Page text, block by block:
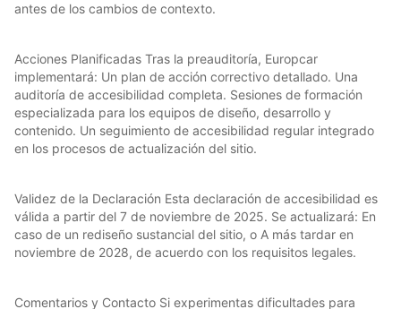
antes de los cambios de contexto.
Acciones Planificadas Tras la preauditoría, Europcar
implementará: Un plan de acción correctivo detallado. Una
auditoría de accesibilidad completa. Sesiones de formación
especializada para los equipos de diseño, desarrollo y
contenido. Un seguimiento de accesibilidad regular integrado
en los procesos de actualización del sitio.
Validez de la Declaración Esta declaración de accesibilidad es
válida a partir del 7 de noviembre de 2025. Se actualizará: En
caso de un rediseño sustancial del sitio, o A más tardar en
noviembre de 2028, de acuerdo con los requisitos legales.
Comentarios y Contacto Si experimentas dificultades para